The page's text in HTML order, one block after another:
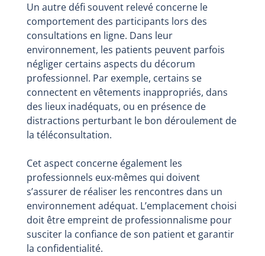
Un autre défi souvent relevé concerne le
comportement des participants lors des
consultations en ligne. Dans leur
environnement, les patients peuvent parfois
négliger certains aspects du décorum
professionnel. Par exemple, certains se
connectent en vêtements inappropriés, dans
des lieux inadéquats, ou en présence de
distractions perturbant le bon déroulement de
la téléconsultation.
Cet aspect concerne également les
professionnels eux-mêmes qui doivent
s’assurer de réaliser les rencontres dans un
environnement adéquat. L’emplacement choisi
doit être empreint de professionnalisme pour
susciter la confiance de son patient et garantir
la confidentialité.